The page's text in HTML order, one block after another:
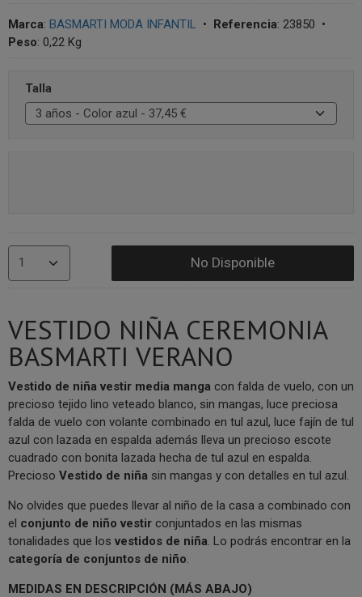
Marca: BASMARTI MODA INFANTIL • Referencia: 23850 •
Peso: 0,22 Kg
Talla
No Disponible
VESTIDO NIÑA CEREMONIA
BASMARTI VERANO
Vestido de niña vestir media manga con falda de vuelo, con un
precioso tejido lino veteado blanco, sin mangas, luce preciosa
falda de vuelo con volante combinado en tul azul, luce fajín de tul
azul con lazada en espalda además lleva un precioso escote
cuadrado con bonita lazada hecha de tul azul en espalda.
Precioso Vestido de niña sin mangas y con detalles en tul azul.
No olvides que puedes llevar al niño de la casa a combinado con
el conjunto de niño vestir conjuntados en las mismas
tonalidades que los vestidos de niña. Lo podrás encontrar en la
categoría de conjuntos de niño.
MEDIDAS EN DESCRIPCIÓN (MÁS ABAJO)